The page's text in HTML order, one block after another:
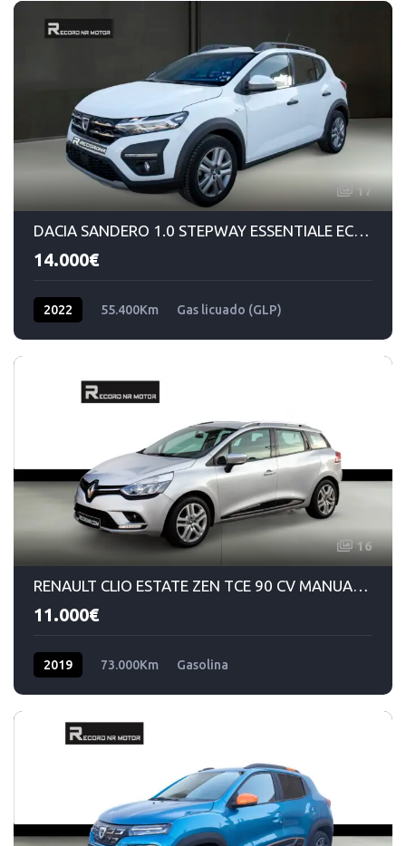
17
14.000€
2022 55.400Km Gas licuado (GLP)
16
11.000€
2019 73.000Km Gasolina